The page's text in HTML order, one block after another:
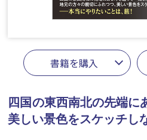
書籍を購入
四国の東西南北の先端に
美しい景色をスケッチし